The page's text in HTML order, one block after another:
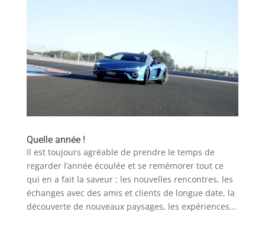
Quelle année !
Il est toujours agréable de prendre le temps de
regarder l’année écoulée et se remémorer tout ce
qui en a fait la saveur : les nouvelles rencontres, les
échanges avec des amis et clients de longue date, la
découverte de nouveaux paysages, les expériences...